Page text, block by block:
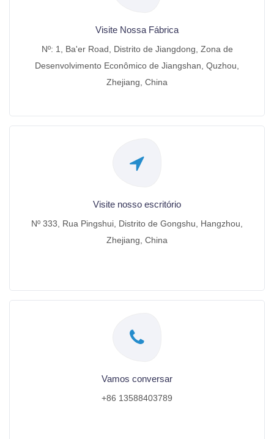
Visite Nossa Fábrica
Nº: 1, Ba'er Road, Distrito de Jiangdong, Zona de
Desenvolvimento Econômico de Jiangshan, Quzhou,
Zhejiang, China
Visite nosso escritório
Nº 333, Rua Pingshui, Distrito de Gongshu, Hangzhou,
Zhejiang, China
Vamos conversar
+86 13588403789